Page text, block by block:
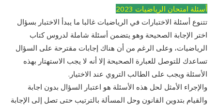
أسئلة امتحان الرياضيات 2023
تتنوع أسئلة الاختبارات في الرياضيات غالبا ما يبدأ الاختبار بسؤال
اختر الإجابة الصحيحة وهو يتضمن أسئلة شاملة لدروس كتاب
الرياضيات، وعلى الرغم من أن هناك إجابات مقترحة على السؤال
تساعدك للتوصل للعبارة الصحيحة إلا أنه لا يجب الاستهتار بهذه
الأسئلة ويجب على الطالب التروي عند الاختيار.
والإجراء الأمثل لحل هذه الأسئلة هو اعتبار السؤال بدون اجابة
والقيام بتدوين القانون وحل المسألة بالترتيب حتى تصل إلى الإجابة